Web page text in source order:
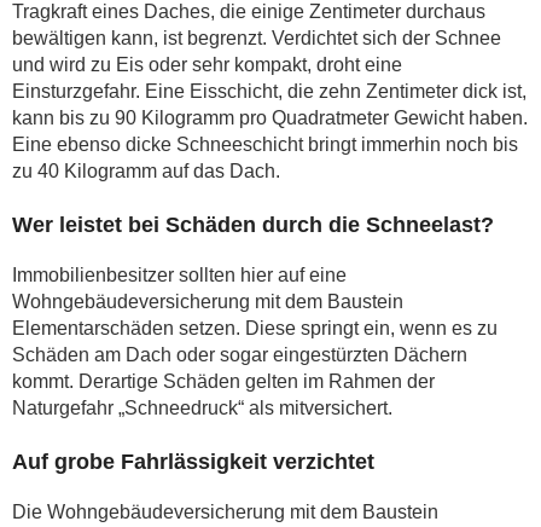
Tragkraft eines Daches, die einige Zentimeter durchaus
bewältigen kann, ist begrenzt. Verdichtet sich der Schnee
und wird zu Eis oder sehr kompakt, droht eine
Einsturzgefahr. Eine Eisschicht, die zehn Zentimeter dick ist,
kann bis zu 90 Kilogramm pro Quadratmeter Gewicht haben.
Eine ebenso dicke Schneeschicht bringt immerhin noch bis
zu 40 Kilogramm auf das Dach.
Wer leistet bei Schäden durch die Schneelast?
Immobilienbesitzer sollten hier auf eine
Wohngebäudeversicherung mit dem Baustein
Elementarschäden setzen. Diese springt ein, wenn es zu
Schäden am Dach oder sogar eingestürzten Dächern
kommt. Derartige Schäden gelten im Rahmen der
Naturgefahr „Schneedruck“ als mitversichert.
Auf grobe Fahrlässigkeit verzichtet
Die Wohngebäudeversicherung mit dem Baustein